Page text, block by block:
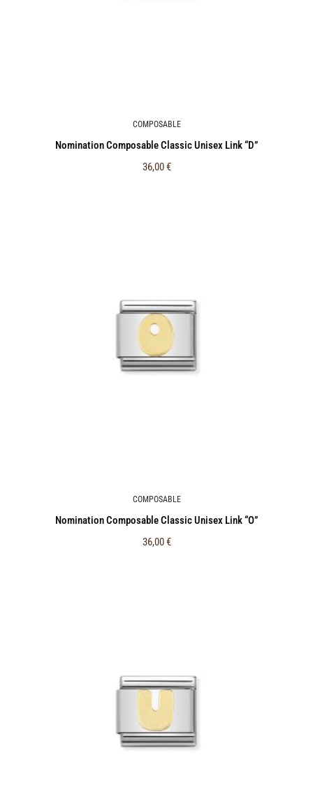
COMPOSABLE
Nomination Composable Classic Unisex Link “D”
36,00€
COMPOSABLE
Nomination Composable Classic Unisex Link “Ο”
36,00€